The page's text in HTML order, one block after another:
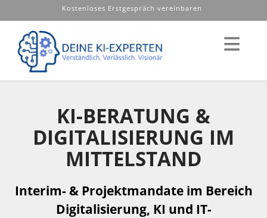
Kostenloses Erstgespräch vereinbaren
KI-BERATUNG &
DIGITALISIERUNG IM
MITTELSTAND
Interim- & Projektmandate im Bereich
Digitalisierung, KI und IT-